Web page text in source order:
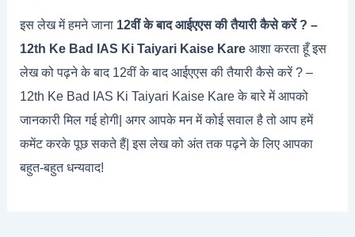
इस लेख में हमने जाना 12वीं के बाद आईएएस की तैयारी कैसे करें ? –
12th Ke Bad IAS Ki Taiyari Kaise Kare आशा करता हूँ इस
लेख को पढ़ने के बाद 12वीं के बाद आईएएस की तैयारी कैसे करें ? –
12th Ke Bad IAS Ki Taiyari Kaise Kare के बारे में आपको
जानकारी मिल गई होगी| अगर आपके मन में कोई सवाल है तो आप हमें
कमेंट करके पूछ सकते हैं| इस लेख को अंत तक पढ़ने के लिए आपका
बहुत-बहुत धन्यवाद!